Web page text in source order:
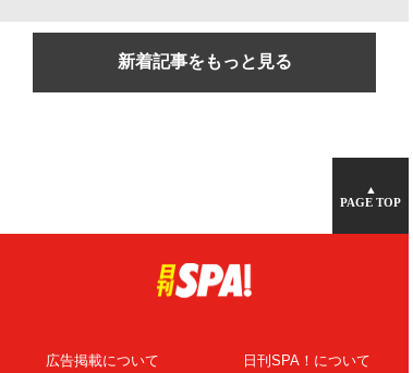
新着記事をもっと見る
▲
PAGE TOP
広告掲載について 日刊SPA！について